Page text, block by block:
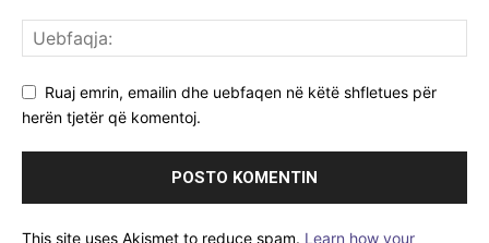
Ruaj emrin, emailin dhe uebfaqen në këtë shfletues për
herën tjetër që komentoj.
This site uses Akismet to reduce spam. Learn how your